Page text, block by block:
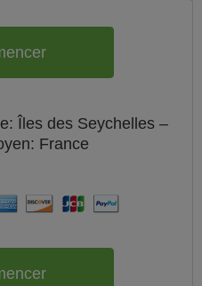
Îles des Seychelles –
France